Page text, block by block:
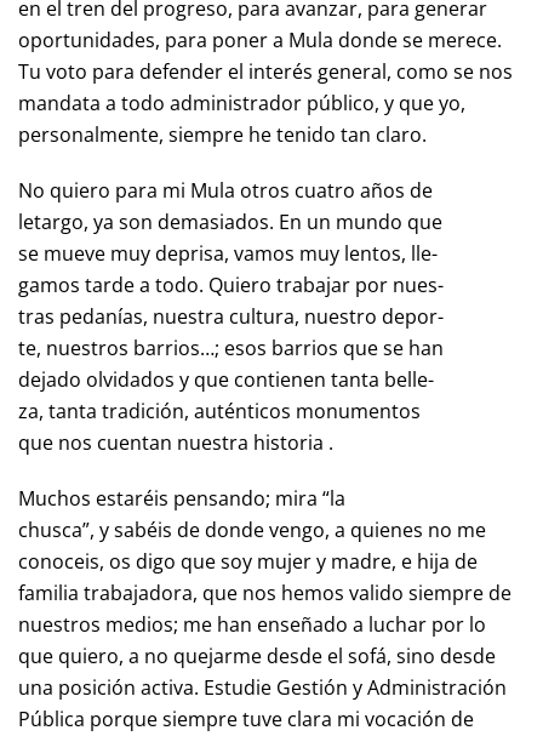
en el tren del progreso, para avanzar, para generar
oportunidades, para poner a Mula donde se merece.
Tu voto para defender el interés general, como se nos
mandata a todo administrador público, y que yo,
personalmente, siempre he tenido tan claro.
No quiero para mi Mula otros cuatro años de
letargo, ya son demasiados. En un mundo que
se mueve muy deprisa, vamos muy lentos, lle-
gamos tarde a todo. Quiero trabajar por nues-
tras pedanías, nuestra cultura, nuestro depor-
te, nuestros barrios…; esos barrios que se han
dejado olvidados y que contienen tanta belle-
za, tanta tradición, auténticos monumentos
que nos cuentan nuestra historia .
Muchos estaréis pensando; mira “la
chusca”, y sabéis de donde vengo, a quienes no me
conoceis, os digo que soy mujer y madre, e hija de
familia trabajadora, que nos hemos valido siempre de
nuestros medios; me han enseñado a luchar por lo
que quiero, a no quejarme desde el sofá, sino desde
una posición activa. Estudie Gestión y Administración
Pública porque siempre tuve clara mi vocación de